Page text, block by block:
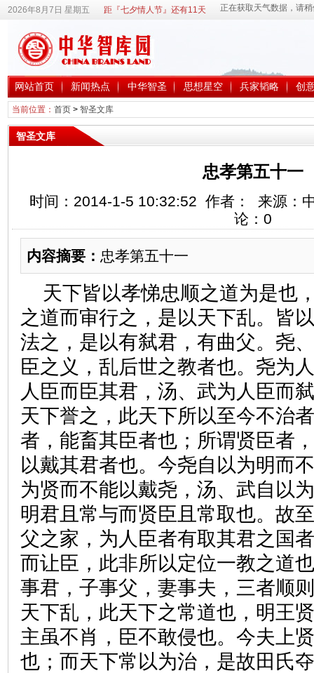
2026年8月7日 星期五 距『七夕情人节』还有11天
网站首页 新闻热点 中华智圣 思想星空 兵家韬略 创
当前位置： 首页> 智圣文库
智圣文库
忠孝第五十一
时间：2014-1-5 10:32:52 作者： 来源：
论： 0
内容摘要： 忠孝第五十一
天下皆以孝悌忠顺之道为是也
之道而审行之，是以天下乱。皆
法之，是以有弑君，有曲父。尧
臣之义，乱后世之教者也。尧为
人臣而臣其君，汤、武为人臣而
天下誉之，此天下所以至今不治
者，能畜其臣者也；所谓贤臣者
以戴其君者也。今尧自以为明而
为贤而不能以戴尧，汤、武自以
明君且常与而贤臣且常取也。故
父之家，为人臣者有取其君之国
而让臣，此非所以定位一教之道
事君，子事父，妻事夫，三者顺
天下乱，此天下之常道也，明王
主虽不肖，臣不敢侵也。今夫上
也；而天下常以为治，是故田氏